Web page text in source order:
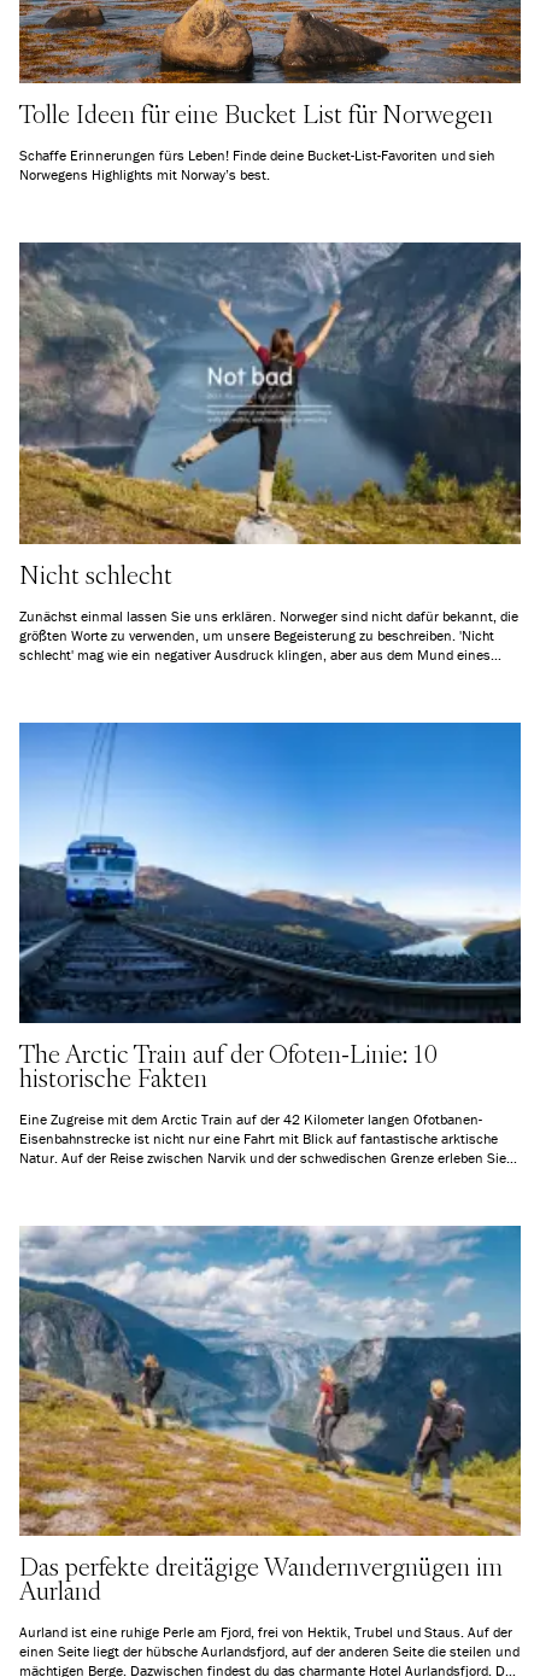
Tolle Ideen für eine Bucket List für Norwegen
Schaffe Erinnerungen fürs Leben! Finde deine Bucket-List-Favoriten und sieh
Norwegens Highlights mit Norway’s best.
Nicht schlecht
Zunächst einmal lassen Sie uns erklären. Norweger sind nicht dafür bekannt, die
größten Worte zu verwenden, um unsere Begeisterung zu beschreiben. 'Nicht
schlecht' mag wie ein negativer Ausdruck klingen, aber aus dem Mund eines
The Arctic Train auf der Ofoten-Linie: 10
historische Fakten
Eine Zugreise mit dem Arctic Train auf der 42 Kilometer langen Ofotbanen-
Eisenbahnstrecke ist nicht nur eine Fahrt mit Blick auf fantastische arktische
Natur. Auf der Reise zwischen Narvik und der schwedischen Grenze erleben Sie
Das perfekte dreitägige Wandernvergnügen im
Aurland
Aurland ist eine ruhige Perle am Fjord, frei von Hektik, Trubel und Staus. Auf der
einen Seite liegt der hübsche Aurlandsfjord, auf der anderen Seite die steilen und
mächtigen Berge. Dazwischen findest du das charmante Hotel Aurlandsfjord. Der